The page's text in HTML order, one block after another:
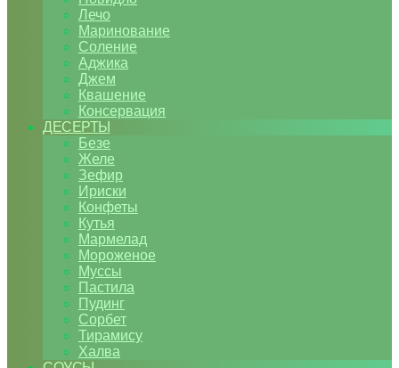
Лечо
Маринование
Соление
Аджика
Джем
Квашение
Консервация
ДЕСЕРТЫ
Безе
Желе
Зефир
Ириски
Конфеты
Кутья
Мармелад
Мороженое
Муссы
Пастила
Пудинг
Сорбет
Тирамису
Халва